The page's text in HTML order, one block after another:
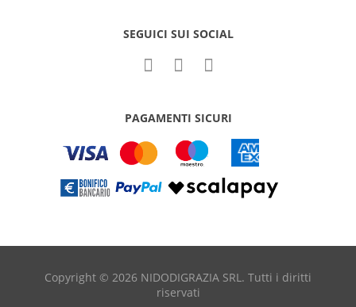
SEGUICI SUI SOCIAL
PAGAMENTI SICURI
Copyright © 2026 NIDODIGRAZIA SRL. Tutti i diritti
riservati